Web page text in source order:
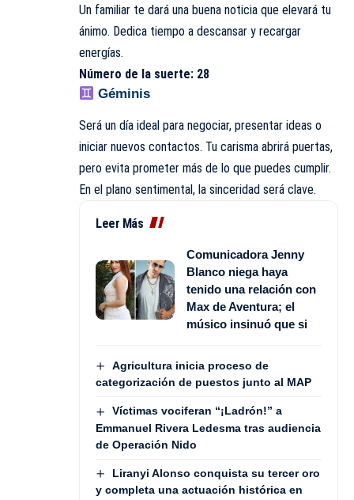
Un familiar te dará una buena noticia que elevará tu
ánimo. Dedica tiempo a descansar y recargar
energías.
Número de la suerte: 28
Géminis
Será un día ideal para negociar, presentar ideas o
iniciar nuevos contactos. Tu carisma abrirá puertas,
pero evita prometer más de lo que puedes cumplir.
En el plano sentimental, la sinceridad será clave.
Leer Más
Comunicadora Jenny
Blanco niega haya
tenido una relación con
Max de Aventura; el
músico insinuó que si
Agricultura inicia proceso de
categorización de puestos junto al MAP
Víctimas vociferan “¡Ladrón!” a
Emmanuel Rivera Ledesma tras audiencia
de Operación Nido
Liranyi Alonso conquista su tercer oro
y completa una actuación histórica en